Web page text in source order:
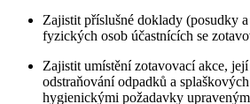
Zajistit příslušné doklady (posudky
fyzických osob účastnících se
Zajistit umístění zotavovací akce,
odstraňování odpadků a
hygienickými požadavky